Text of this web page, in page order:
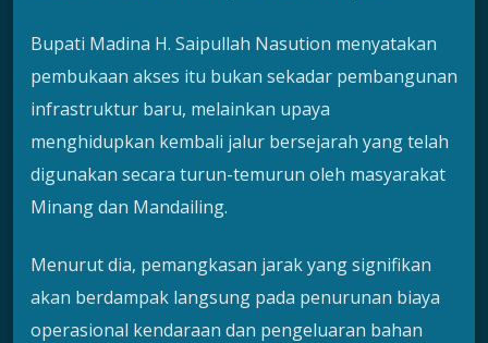
Bupati Madina H. Saipullah Nasution menyatakan
pembukaan akses itu bukan sekadar pembangunan
infrastruktur baru, melainkan upaya
menghidupkan kembali jalur bersejarah yang telah
digunakan secara turun-temurun oleh masyarakat
Minang dan Mandailing.
Menurut dia, pemangkasan jarak yang signifikan
akan berdampak langsung pada penurunan biaya
operasional kendaraan dan pengeluaran bahan